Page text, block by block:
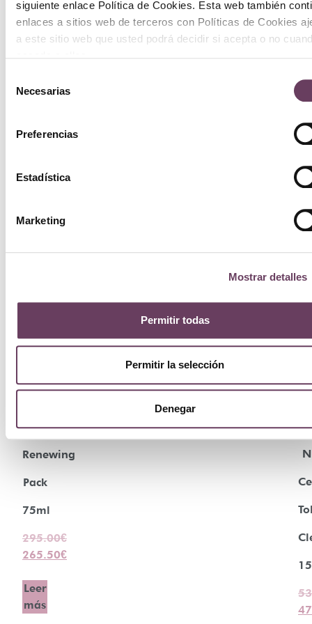
siguiente enlace Política de Cookies. Esta web también
enlaces a sitios web de terceros con Políticas de Cookies
a este sitio web que usted podrá decidir si acepta o no
Necesarias
Preferencias
Estadística
Marketing
Mostrar detalles
Permitir todas
Permitir la selección
Denegar
Prime
Renewing
Pack
75ml
295.00€
265.50€
Leer
más